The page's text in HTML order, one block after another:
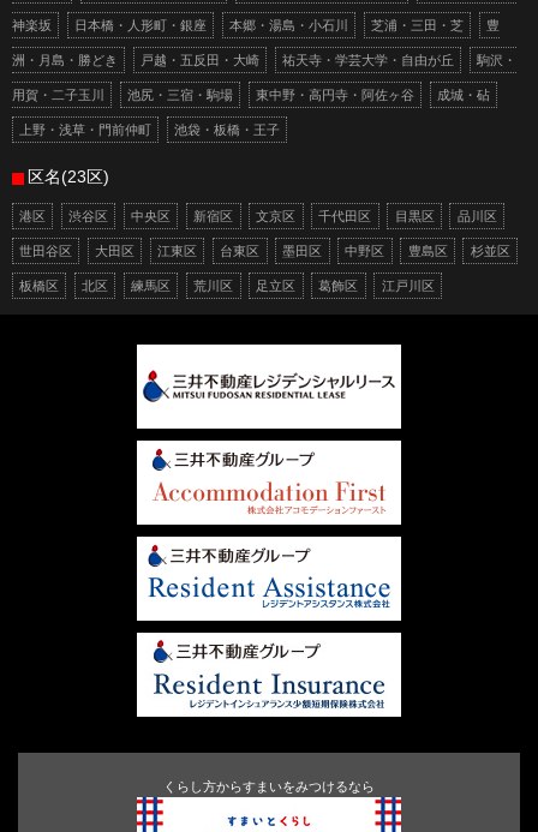
神楽坂 日本橋・人形町・銀座 本郷・湯島・小石川 芝浦・三田・芝 豊
洲・月島・勝どき 戸越・五反田・大崎 祐天寺・学芸大学・自由が丘 駒沢・
用賀・二子玉川 池尻・三宿・駒場 東中野・高円寺・阿佐ヶ谷 成城・砧
上野・浅草・門前仲町 池袋・板橋・王子
区名(23区)
港区 渋谷区 中央区 新宿区 文京区 千代田区 目黒区 品川区
世田谷区 大田区 江東区 台東区 墨田区 中野区 豊島区 杉並区
板橋区 北区 練馬区 荒川区 足立区 葛飾区 江戸川区
くらし方からすまいをみつけるなら